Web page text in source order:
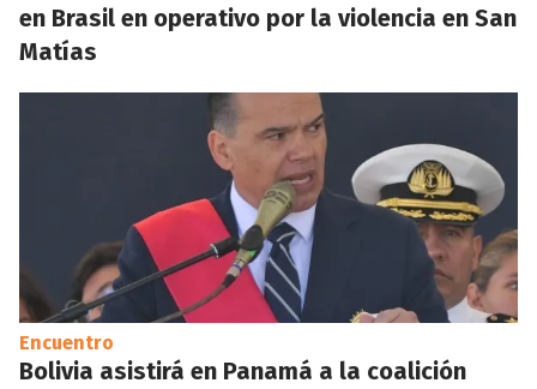
en Brasil en operativo por la violencia en San
Matías
Encuentro
Bolivia asistirá en Panamá a la coalición